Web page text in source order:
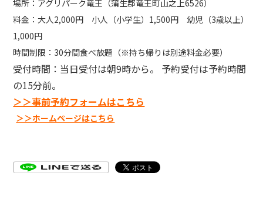
場所：アグリパーク竜王（蒲生郡竜王町山之上6526）
料金：大人2,000円 小人（小学生）1,500円 幼児（3歳以上）
1,000円
時間制限：30分間食べ放題（※持ち帰りは別途料金必要）
受付時間：当日受付は朝9時から。 予約受付は予約時間
の15分前。
＞＞事前予約フォームはこちら
＞＞ホームページはこちら